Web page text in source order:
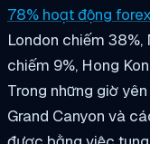
78% hoạt động
London chiếm 38%,
chiếm 9%, Hong
Trong những giờ
Grand Canyon và